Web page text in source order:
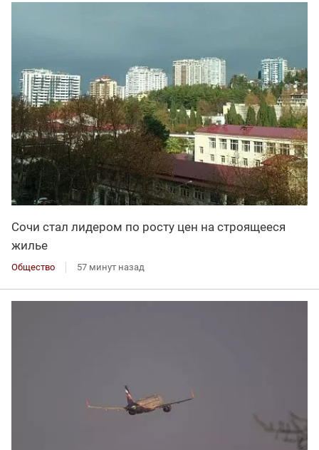
Сочи стал лидером по росту цен на строящееся
жилье
Общество 57 минут назад